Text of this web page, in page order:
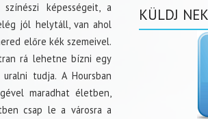
képességeit, a
jól helytáll, van ahol
előre kék szemeivel.
rá lehetne bízni egy
tudja. A Hoursban
maradhat életben,
csap le a városra a
KÜLDJ